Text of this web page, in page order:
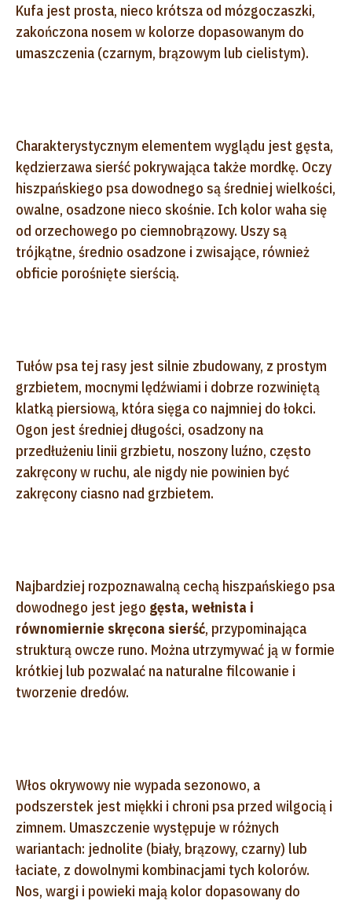
Kufa jest prosta, nieco krótsza od mózgoczaszki,
zakończona nosem w kolorze dopasowanym do
umaszczenia (czarnym, brązowym lub cielistym).
Charakterystycznym elementem wyglądu jest gęsta,
kędzierzawa sierść pokrywająca także mordkę. Oczy
hiszpańskiego psa dowodnego są średniej wielkości,
owalne, osadzone nieco skośnie. Ich kolor waha się
od orzechowego po ciemnobrązowy. Uszy są
trójkątne, średnio osadzone i zwisające, również
obficie porośnięte sierścią.
Tułów psa tej rasy jest silnie zbudowany, z prostym
grzbietem, mocnymi lędźwiami i dobrze rozwiniętą
klatką piersiową, która sięga co najmniej do łokci.
Ogon jest średniej długości, osadzony na
przedłużeniu linii grzbietu, noszony luźno, często
zakręcony w ruchu, ale nigdy nie powinien być
zakręcony ciasno nad grzbietem.
Najbardziej rozpoznawalną cechą hiszpańskiego psa
dowodnego jest jego gęsta, wełnista i
równomiernie skręcona sierść, przypominająca
strukturą owcze runo. Można utrzymywać ją w formie
krótkiej lub pozwalać na naturalne filcowanie i
tworzenie dredów.
Włos okrywowy nie wypada sezonowo, a
podszerstek jest miękki i chroni psa przed wilgocią i
zimnem. Umaszczenie występuje w różnych
wariantach: jednolite (biały, brązowy, czarny) lub
łaciate, z dowolnymi kombinacjami tych kolorów.
Nos, wargi i powieki mają kolor dopasowany do